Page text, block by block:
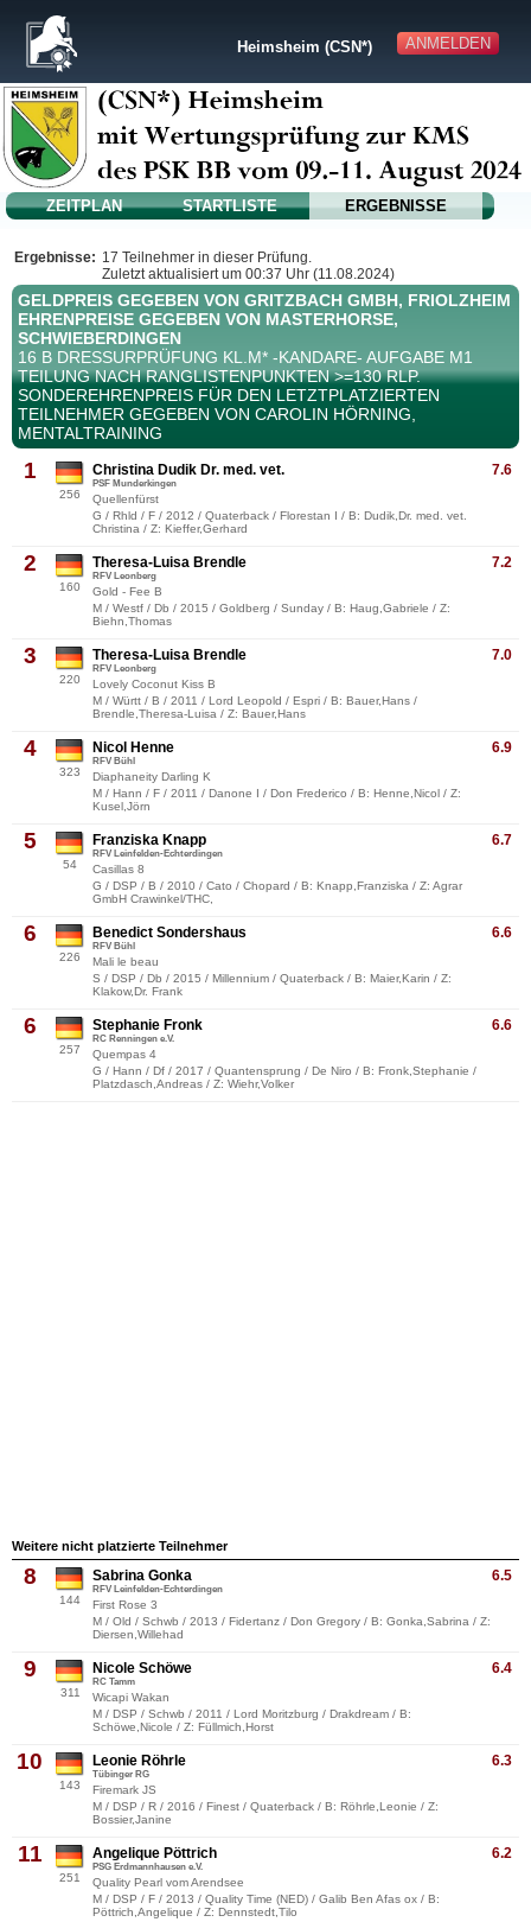
ANMELDEN
Heimsheim (CSN*)
ZEITPLAN STARTLISTE ERGEBNISSE
Ergebnisse: 17 Teilnehmer in dieser Prüfung.
Zuletzt aktualisiert um 00:37 Uhr (11.08.2024)
GELDPREIS GEGEBEN VON GRITZBACH GMBH, FRIOLZHEIM
EHRENPREISE GEGEBEN VON MASTERHORSE,
SCHWIEBERDINGEN
16 B DRESSURPRÜFUNG KL.M* -KANDARE- AUFGABE M1
TEILUNG NACH RANGLISTENPUNKTEN >=130 RLP.
SONDEREHRENPREIS FÜR DEN LETZTPLATZIERTEN
TEILNEHMER GEGEBEN VON CAROLIN HÖRNING,
MENTALTRAINING
1
256
7.6
Christina Dudik Dr. med. vet.
PSF Munderkingen
Quellenfürst
G / Rhld / F / 2012 / Quaterback / Florestan I / B: Dudik,Dr. med. vet.
Christina / Z: Kieffer,Gerhard
2
160
7.2
Theresa-Luisa Brendle
RFV Leonberg
Gold - Fee B
M / Westf / Db / 2015 / Goldberg / Sunday / B: Haug,Gabriele / Z:
Biehn,Thomas
3
220
7.0
Theresa-Luisa Brendle
RFV Leonberg
Lovely Coconut Kiss B
M / Württ / B / 2011 / Lord Leopold / Espri / B: Bauer,Hans /
Brendle,Theresa-Luisa / Z: Bauer,Hans
4
323
6.9
Nicol Henne
RFV Bühl
Diaphaneity Darling K
M / Hann / F / 2011 / Danone I / Don Frederico / B: Henne,Nicol / Z:
Kusel,Jörn
5
54
6.7
Franziska Knapp
RFV Leinfelden-Echterdingen
Casillas 8
G / DSP / B / 2010 / Cato / Chopard / B: Knapp,Franziska / Z: Agrar
GmbH Crawinkel/THC,
6
226
6.6
Benedict Sondershaus
RFV Bühl
Mali le beau
S / DSP / Db / 2015 / Millennium / Quaterback / B: Maier,Karin / Z:
Klakow,Dr. Frank
6
257
6.6
Stephanie Fronk
RC Renningen e.V.
Quempas 4
G / Hann / Df / 2017 / Quantensprung / De Niro / B: Fronk,Stephanie /
Platzdasch,Andreas / Z: Wiehr,Volker
Weitere nicht platzierte Teilnehmer
8
144
6.5
Sabrina Gonka
RFV Leinfelden-Echterdingen
First Rose 3
M / Old / Schwb / 2013 / Fidertanz / Don Gregory / B: Gonka,Sabrina / Z:
Diersen,Willehad
9
311
6.4
Nicole Schöwe
RC Tamm
Wicapi Wakan
M / DSP / Schwb / 2011 / Lord Moritzburg / Drakdream / B:
Schöwe,Nicole / Z: Füllmich,Horst
10
143
6.3
Leonie Röhrle
Tübinger RG
Firemark JS
M / DSP / R / 2016 / Finest / Quaterback / B: Röhrle,Leonie / Z:
Bossier,Janine
11
251
6.2
Angelique Pöttrich
PSG Erdmannhausen e.V.
Quality Pearl vom Arendsee
M / DSP / F / 2013 / Quality Time (NED) / Galib Ben Afas ox / B:
Pöttrich,Angelique / Z: Dennstedt,Tilo